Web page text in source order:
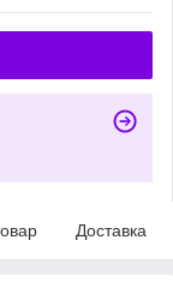
Доставка